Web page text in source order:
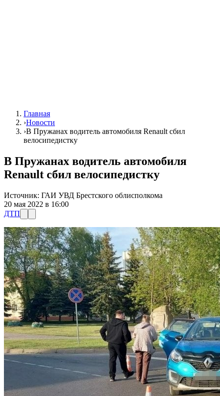
Главная
›Новости
›В Пружанах водитель автомобиля Renault сбил
велосипедистку
В Пружанах водитель автомобиля
Renault сбил велосипедистку
Источник: ГАИ УВД Брестского облисполкома
20 мая 2022 в 16:00
ДТП